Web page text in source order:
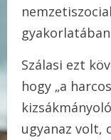
Szálasi ezt
hogy „a
ugyanaz volt,